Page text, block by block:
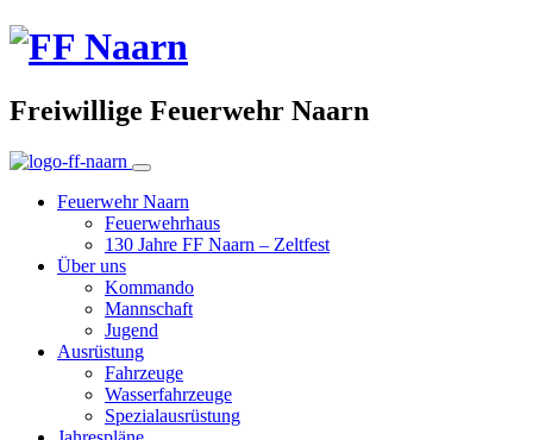
Freiwillige Feuerwehr Naarn
Feuerwehr Naarn
Feuerwehrhaus
130 Jahre FF Naarn – Zeltfest
Über uns
Kommando
Mannschaft
Jugend
Ausrüstung
Fahrzeuge
Wasserfahrzeuge
Spezialausrüstung